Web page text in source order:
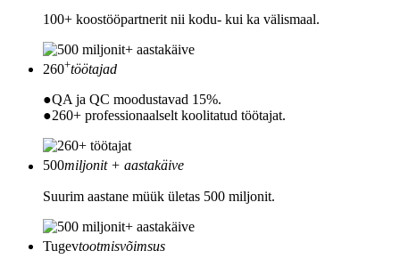
100+ koostööpartnerit nii kodu- kui ka välismaal.
260+töötajad
●QA ja QC moodustavad 15%.
●260+ professionaalselt koolitatud töötajat.
500miljonit + aastakäive
Suurim aastane müük ületas 500 miljonit.
Tugevtootmisvõimsus